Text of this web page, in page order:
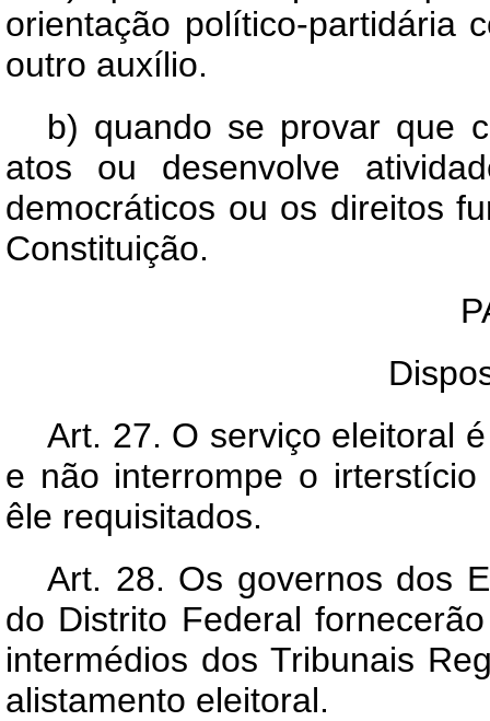
orientação político-partidária
outro auxílio.
b) quando se provar que
atos ou desenvolve
democráticos ou os direitos
Constituição.
Art. 27. O serviço eleitoral
e não interrompe o
êle requisitados.
Art. 28. Os governos dos
do Distrito Federal
intermédios dos Tribunais
alistamento eleitoral.